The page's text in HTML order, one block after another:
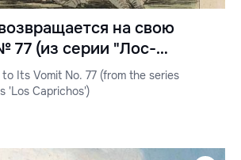
на свою
77 (из серии "Лос-
де Гойи)
Its Vomit No. 77 (from the series
'Los Caprichos')